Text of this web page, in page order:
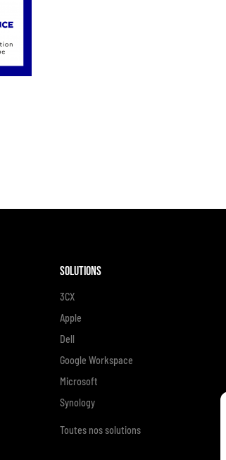
Solutions
3CX
Apple
Dell
Google Workspace
Microsoft
Synology
Toutes nos solutions